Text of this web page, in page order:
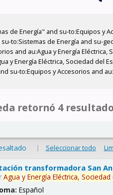
de Energía" and su-to:Equipos y
to:Sistemas de Energía and su-
and au:Agua y Energía
y Energía Eléctrica, Sociedad
su-to:Equipos y Accesorios and
retornó 4
| Seleccionar todo
transformadora San
Agua y Energía Eléctrica, Sociedad
Español